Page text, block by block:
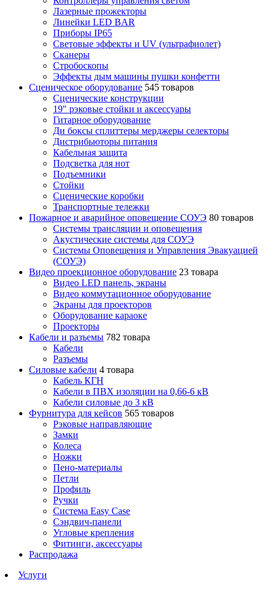
Лазерные прожекторы
Линейки LED BAR
Приборы IP65
Световые эффекты и UV (ультрафиолет)
Сканеры
Стробоскопы
Эффекты дым машины пушки конфетти
Сценическое оборудование 545 товаров
Сценические конструкции
19" рэковые стойки и аксесcуары
Гитарное оборудование
Ди боксы сплиттеры мерджеры селекторы
Дистрибьюторы питания
Кабельная защита
Подсветка для нот
Подъемники
Стойки
Сценические коробки
Транспортные тележки
Пожарное и аварийное оповещение СОУЭ 80 товаров
Cистемы трансляции и оповещения
Акустические системы для СОУЭ
Системы Оповещения и Управления Эвакуацией
(СОУЭ)
Видео проекционное оборудование 23 товара
Видео LED панель, экраны
Видео коммутационное оборудование
Экраны для проекторов
Оборудование караоке
Проекторы
Кабели и разъемы 782 товара
Кабели
Разъемы
Силовые кабели 4 товара
Кабель КГН
Кабели в ПВХ изоляции на 0,66-6 кВ
Кабели силовые до 3 кВ
Фурнитура для кейсов 565 товаров
Рэковые направляющие
Замки
Колеса
Ножки
Пено-материалы
Петли
Профиль
Ручки
Система Easy Case
Сэндвич-панели
Угловые крепления
Фитинги, аксессуары
Распродажа
Услуги